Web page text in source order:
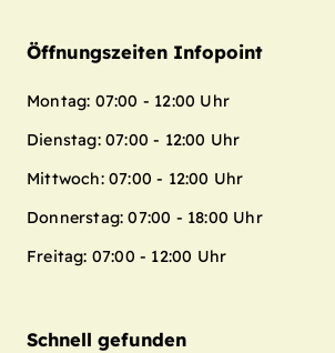
Öffnungszeiten Infopoint
Montag: 07:00 - 12:00 Uhr
Dienstag: 07:00 - 12:00 Uhr
Mittwoch: 07:00 - 12:00 Uhr
Donnerstag: 07:00 - 18:00 Uhr
Freitag: 07:00 - 12:00 Uhr
Schnell gefunden